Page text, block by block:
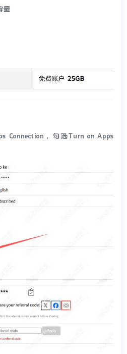
量
Connection，勾选Turn on Apps